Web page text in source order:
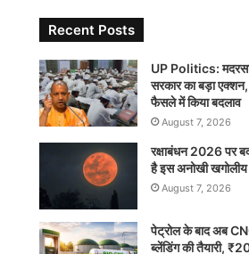
Recent Posts
UP Politics: मदरसा
सरकार का बड़ा
फैसले में किया बदलाव
August 7, 2026
रक्षाबंधन 2026 पर
है इस अनोखी
August 7, 2026
पेट्रोल के बाद अब
ब्लेंडिंग की तैयारी,